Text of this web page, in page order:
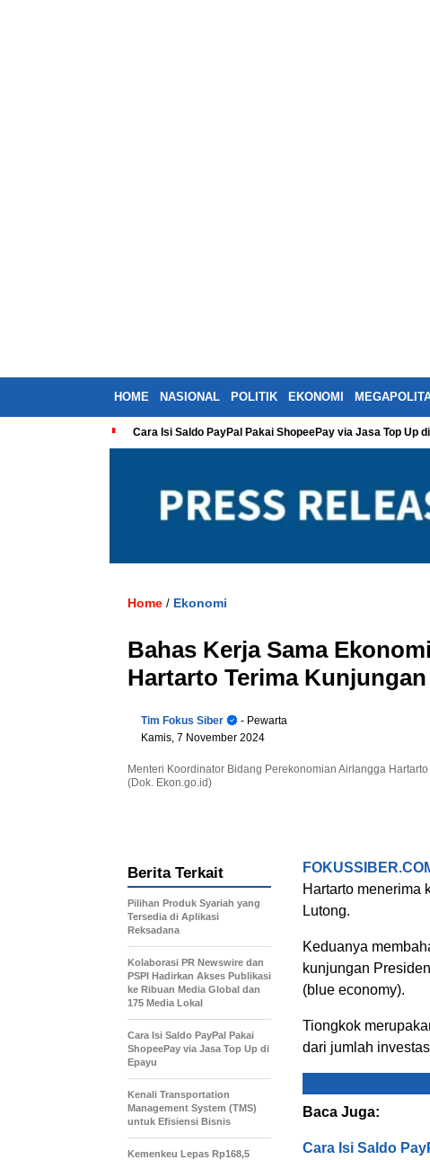
HOME NASIONAL POLITIK EKONOMI
Cara Isi Saldo PayPal Pakai ShopeePay via Jasa Top Up
Home / Ekonomi
Bahas Kerja Sama
Hartarto Terima
Tim Fokus Siber
- Pewarta
Kamis, 7 November 2024
Menteri Koordinator Bidang Perekonomian Airlangga
(Dok. Ekon.go.id)
Hartarto menerima
Lutong.
Keduanya
kunjungan
(blue economy).
Tiongkok
dari jumlah
Baca Juga:
Cara Isi Saldo
Berita Terkait
Pilihan Produk Syariah yang
Tersedia di Aplikasi
Reksadana
Kolaborasi PR Newswire dan
PSPI Hadirkan Akses Publikasi
ke Ribuan Media Global dan
175 Media Lokal
Cara Isi Saldo PayPal Pakai
ShopeePay via Jasa Top Up di
Epayu
Kenali Transportation
Management System (TMS)
untuk Efisiensi Bisnis
Kemenkeu Lepas Rp168,5